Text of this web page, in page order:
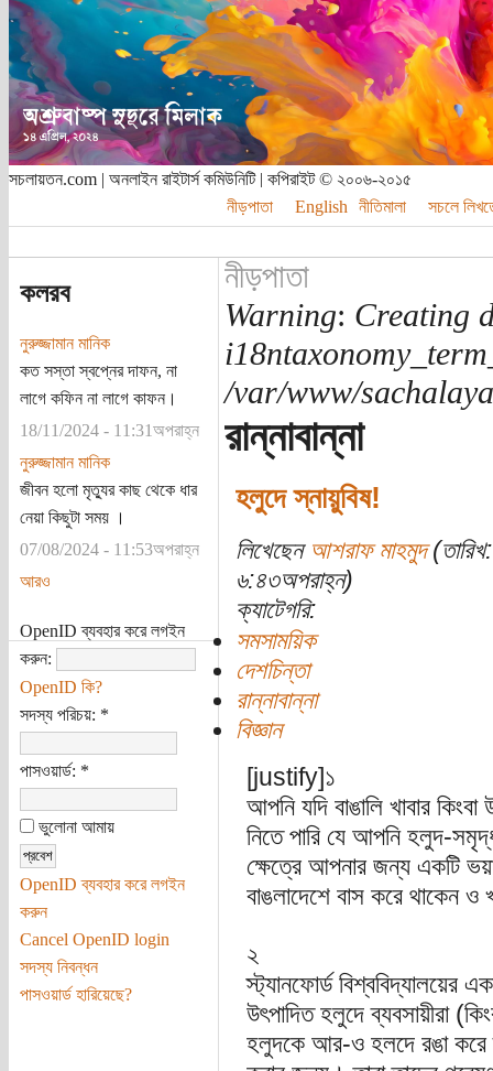
সচলায়তন.com | অনলাইন রাইটার্স কমিউনিটি | কপিরাইট © ২০০৬-২০১৫
নীড়পাতা
English নীতিমালা সচলে
কলরব
নুরুজ্জামান মানিক
কত সস্তা স্বপ্নের দাফন, না
লাগে কফিন না লাগে কাফন।
18/11/2024 - 11:31অপরাহ্ন
নুরুজ্জামান মানিক
জীবন হলো মৃত্যুর কাছ থেকে ধার
নেয়া কিছুটা সময় ।
07/08/2024 - 11:53অপরাহ্ন
আরও
OpenID ব্যবহার করে লগইন
করুন:
OpenID কি?
সদস্য পরিচয়: *
পাসওয়ার্ড: *
ভুলোনা আমায়
OpenID ব্যবহার করে লগইন
করুন
Cancel OpenID login
সদস্য নিবন্ধন
পাসওয়ার্ড হারিয়েছে?
নীড়পাতা
Warning: Creating
/var/www/
রান্নাবান্না
হলুদে স্নায়ুবিষ!
লিখেছেন আশরাফ মাহমুদ
৬:৪৩অপরাহ্ন)
ক্যাটেগরি:
সমসাময়িক
দেশচিন্তা
রান্নাবান্না
বিজ্ঞান
[justify]১
আপনি যদি বাঙালি খাবার
নিতে পারি যে আপনি হলুদ-
ক্ষেত্রে আপনার জন্য একটি
বাঙলাদেশে বাস করে থাকেন ও
২
স্ট্যানফোর্ড বিশ্ববিদ্যালয়ের
উৎপাদিত হলুদে ব্যবসায়ীরা
হলুদকে আর-ও হলদে রঙা করে